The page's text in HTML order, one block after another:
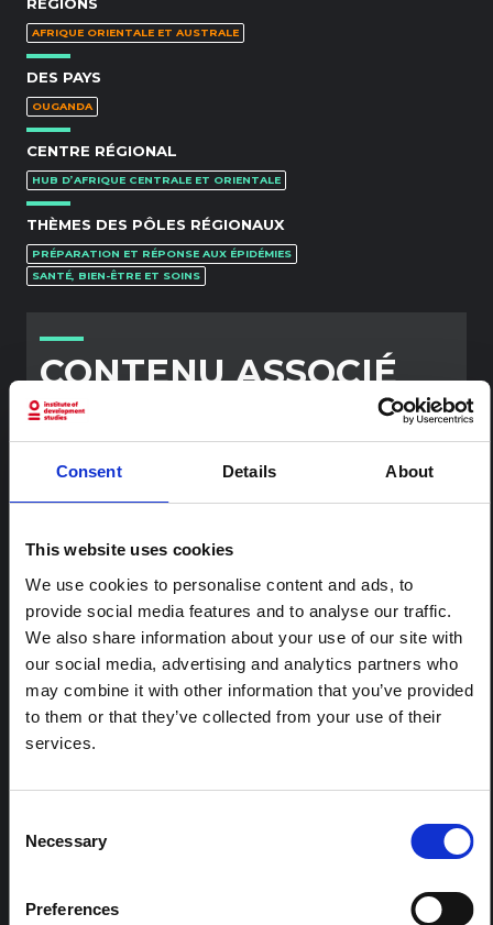
Consent Details About
This website uses cookies
We use cookies to personalise content and ads, to
provide social media features and to analyse our traffic.
We also share information about your use of our site with
our social media, advertising and analytics partners who
may combine it with other information that you’ve provided
to them or that they’ve collected from your use of their
services.
Selection
Necessary
Preferences
AFRIQUE ORIENTALE ET AUSTRALE
DES PAYS
OUGANDA
CENTRE RÉGIONAL
HUB D’AFRIQUE CENTRALE ET ORIENTALE
THÈMES DES PÔLES RÉGIONAUX
PRÉPARATION ET RÉPONSE AUX ÉPIDÉMIES
SANTÉ, BIEN-ÊTRE ET SOINS
CONTENU ASSOCIÉ
ARTICLE
Note contextuelle : Pratiques
funéraires en Ituri
Cette note est la deuxième produite par " le collectif
par des chercheurs en sciences sociales qui fournissent
l'épidémie d'Ebola à Bundibugyo dans l'Ituri, à l'est de
la RDC. Cette note développe les…
HAL Sciences ouvertes
2026
ARTICLE
Note contextuelle sur l'épidémie
d'Ebola Bundibugyo en Ituri (2026)
actuellement touchée par une épidémie d'Ebola
l'actualité et les derniers développements de la
réponse à Ebola, mais présente le contexte général
HAL Sciences ouvertes
2026